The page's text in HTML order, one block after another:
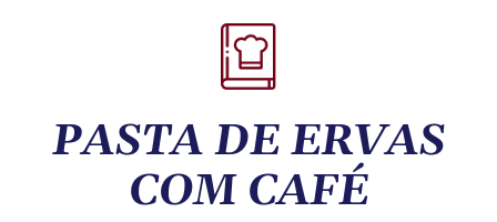
PASTA DE ERVAS
COM CAFÉ